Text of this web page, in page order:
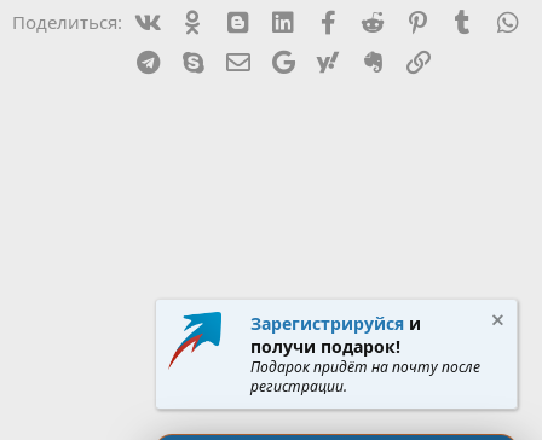
Поделиться: Ok mes_blogger
Linked InFacebook
Reddit PinterestTumblr
Telegram
Skype Эл. почта
Google Yahoo Evernote
Зарегистрируйся и
получи подарок!
Подарок придёт на почту после
регистрации.